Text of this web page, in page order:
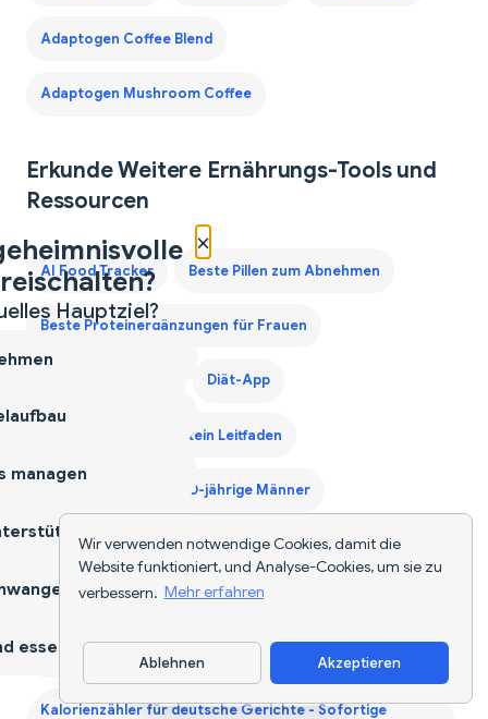
Wir verwenden notwendige Cookies, damit die
Website funktioniert, und Analyse-Cookies, um sie zu
verbessern. Mehr erfahren
Ablehnen Akzeptieren
Adaptogen Coffee Blend
Adaptogen Mushroom Coffee
Erkunde Weitere Ernährungs-Tools und
Ressourcen
AI Food Tracker Beste Pillen zum Abnehmen
Beste Proteinergänzungen für Frauen
Diät-App
Drittes Trimester Protein Leitfaden
Ernährungsplan für 40-jährige Männer
Erstes Trimester Protein Leitfaden
Gewichtszunahme Diätplan Deutschland
Kalorien für deutsches Essen berechnen
Kalorienzähler für deutsche Gerichte - Sofortige
App herunterladen
×
Hauptziel?
managen
essen